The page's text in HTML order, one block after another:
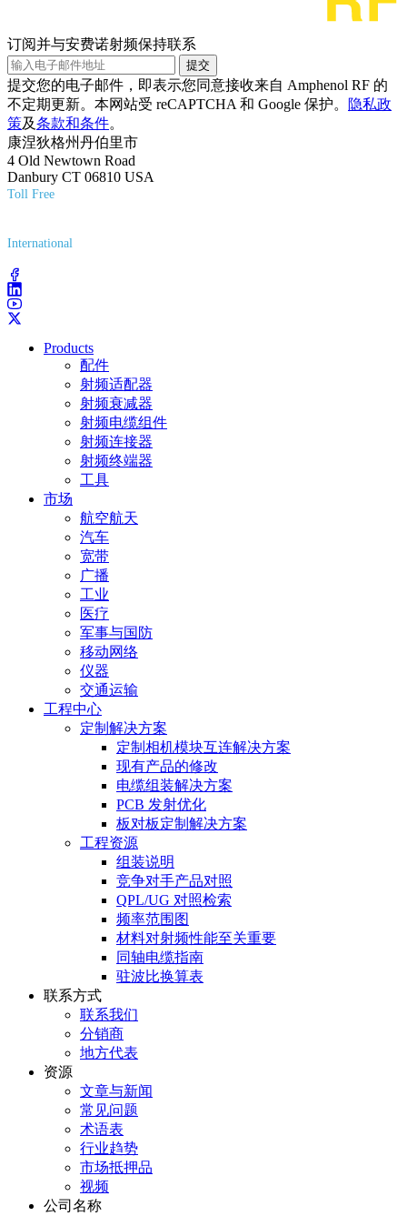
订阅并与安费诺射频保持联系
提交
提交您的电子邮件，即表示您同意接收来自 Amphenol RF 的
不定期更新。本网站受 reCAPTCHA 和 Google 保护。
隐私政
策及条款和条件。
康涅狄格州丹伯里市
4 Old Newtown Road
Danbury CT 06810 USA
Toll Free
International
Products
配件
射频适配器
射频衰减器
射频电缆组件
射频连接器
射频终端器
工具
市场
航空航天
汽车
宽带
广播
工业
医疗
军事与国防
移动网络
仪器
交通运输
工程中心
定制解决方案
定制相机模块互连解决方案
现有产品的修改
电缆组装解决方案
PCB 发射优化
板对板定制解决方案
工程资源
组装说明
竞争对手产品对照
QPL/UG 对照检索
频率范围图
材料对射频性能至关重要
同轴电缆指南
驻波比换算表
联系方式
联系我们
分销商
地方代表
资源
文章与新闻
常见问题
术语表
行业趋势
市场抵押品
视频
公司名称